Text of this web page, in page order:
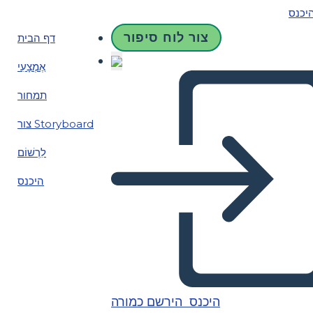
דף הבית
אֶמְצָעִי
תמחור
צור Storyboard
לִרְשׁוֹם
היכנס
צור לוח סיפור
היכנס הירשם כמורה